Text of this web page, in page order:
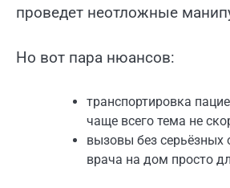
проведет неотложные
Но вот пара нюансов:
транспортировка
чаще всего тема не
вызовы без серьёзных
врача на дом просто